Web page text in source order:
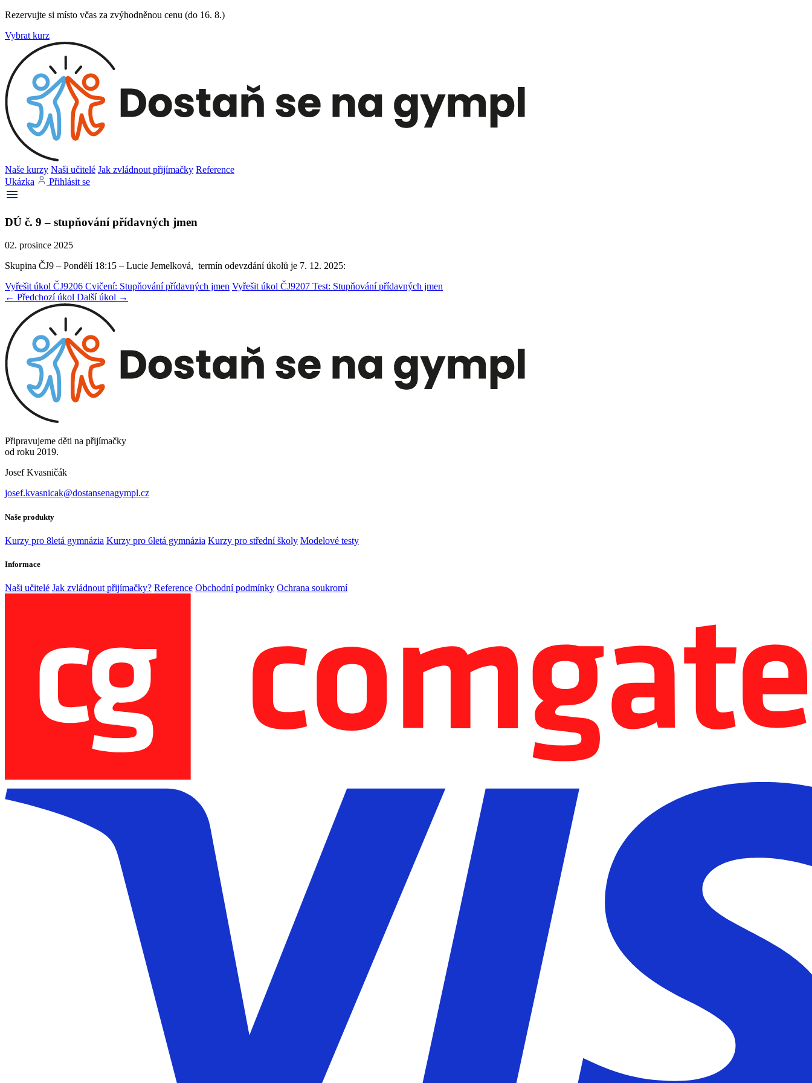
Rezervujte si místo včas za zvýhodněnou cenu (do 16. 8.)
Vybrat kurz
Naše kurzy Naši učitelé Jak zvládnout přijímačky Reference
Ukázka
Přihlásit se
DÚ č. 9 – stupňování přídavných jmen
02. prosince 2025
Skupina ČJ9 – Pondělí 18:15 – Lucie Jemelková, termín odevzdání úkolů je 7. 12. 2025:
Vyřešit úkol ČJ9206 Cvičení: Stupňování přídavných jmen Vyřešit úkol ČJ9207 Test: Stupňování přídavných jmen
← Předchozí úkol Další úkol →
Připravujeme děti na přijímačky
od roku 2019.
Josef Kvasničák
josef.kvasnicak@dostansenagympl.cz
Naše produkty
Kurzy pro 8letá gymnázia Kurzy pro 6letá gymnázia Kurzy pro střední školy Modelové testy
Informace
Naši učitelé Jak zvládnout přijímačky? Reference Obchodní podmínky Ochrana soukromí